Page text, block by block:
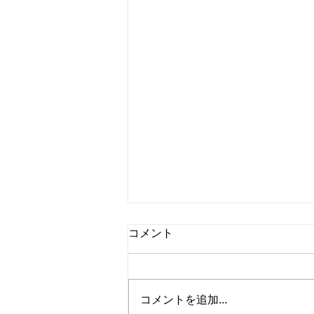
コメント
コメントを追加…